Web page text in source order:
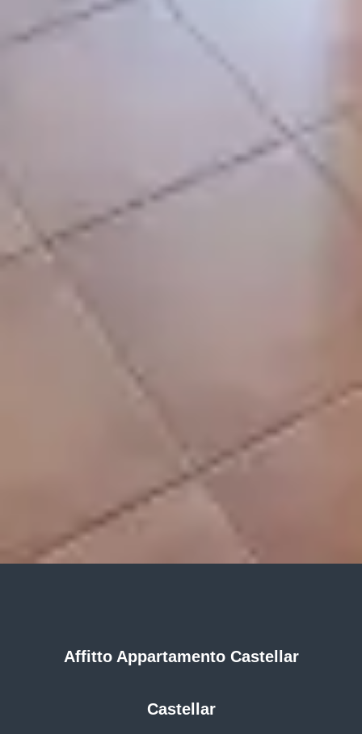
Affitto Appartamento Castellar
Castellar